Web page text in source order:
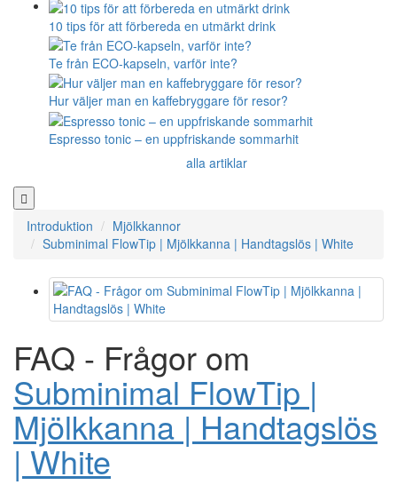
10 tips för att förbereda en utmärkt drink
Te från ECO-kapseln, varför inte?
Hur väljer man en kaffebryggare för resor?
Espresso tonic – en uppfriskande sommarhit
alla artiklar
Introduktion
Mjölkkannor
Subminimal FlowTip | Mjölkkanna | Handtagslös | White
FAQ - Frågor om
Subminimal FlowTip |
Mjölkkanna | Handtagslös
| White